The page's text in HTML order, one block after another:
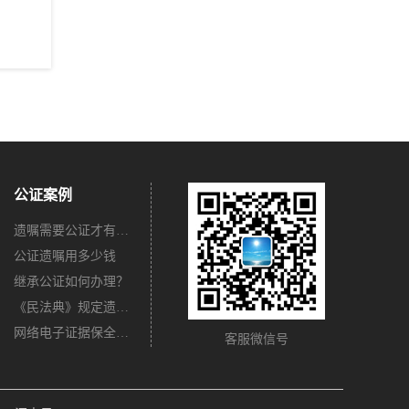
公证案例
遗嘱需要公证才有法律效力吗？
公证遗嘱用多少钱
继承公证如何办理？
《民法典》规定遗嘱不公证有法律效力吗？
网络电子证据保全公证怎么办理？
客服微信号